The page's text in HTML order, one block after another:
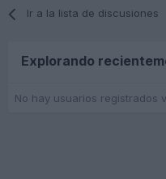
Ir a la lista de discusiones
Explorando
No hay usuarios registrados